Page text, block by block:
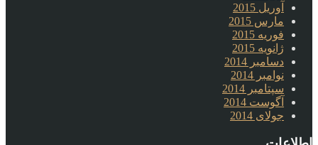
آوریل 2015
مارس 2015
فوریه 2015
ژانویه 2015
دسامبر 2014
نوامبر 2014
سپتامبر 2014
آگوست 2014
جولای 2014